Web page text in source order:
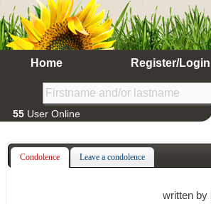
Home Register/Login
55 User Online
Condolence Leave a condolence
written by